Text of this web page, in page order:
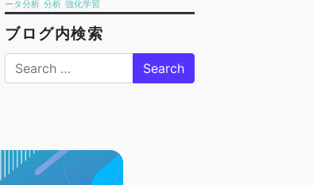
ータ分析 分析 強化学習
ブログ内検索
Search